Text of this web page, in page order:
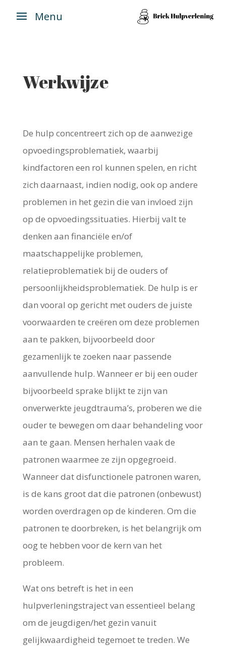
Menu
Werkwijze
De hulp concentreert zich op de aanwezige
opvoedingsproblematiek, waarbij
kindfactoren een rol kunnen spelen, en richt
zich daarnaast, indien nodig, ook op andere
problemen in het gezin die van invloed zijn
op de opvoedingssituaties. Hierbij valt te
denken aan financiële en/of
maatschappelijke problemen,
relatieproblematiek bij de ouders of
persoonlijkheidsproblematiek. De hulp is er
dan vooral op gericht met ouders de juiste
voorwaarden te creëren om deze problemen
aan te pakken, bijvoorbeeld door
gezamenlijk te zoeken naar passende
aanvullende hulp. Wanneer er bij een ouder
bijvoorbeeld sprake blijkt te zijn van
onverwerkte jeugdtrauma’s, proberen we die
ouder te bewegen om daar behandeling voor
aan te gaan. Mensen herhalen vaak de
patronen waarmee ze zijn opgegroeid.
Wanneer dat disfunctionele patronen waren,
is de kans groot dat die patronen (onbewust)
worden overdragen op de kinderen. Om die
patronen te doorbreken, is het belangrijk om
oog te hebben voor de kern van het
probleem.
Wat ons betreft is het in een
hulpverleningstraject van essentieel belang
om de jeugdigen/het gezin vanuit
gelijkwaardigheid tegemoet te treden. We